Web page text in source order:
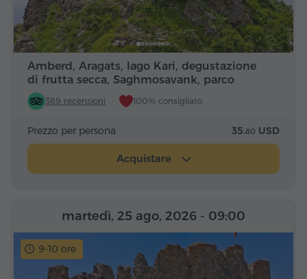
Amberd, Aragats, lago Kari, degustazione
di frutta secca, Saghmosavank, parco
Alfabeto
369 recensioni 100% consigliato
Prezzo per persona 35.80 USD
Acquistare
9-10 ore
martedì, 25 ago, 2026 - 09:00